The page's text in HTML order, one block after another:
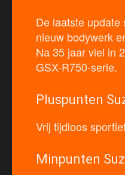
De laatste
nieuw bodywerk
Na 35 jaar viel in
GSX-R750-serie.
Pluspunten
Vrij tijdloos
Minpunten